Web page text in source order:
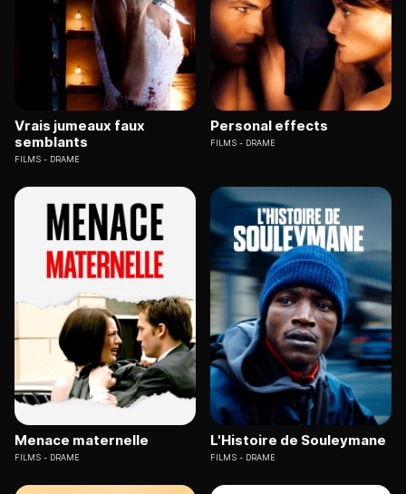
Vrais jumeaux faux
semblants
FILMS DRAME
Personal effects
FILMS DRAME
Menace maternelle
FILMS DRAME
L'Histoire de Souleymane
FILMS DRAME